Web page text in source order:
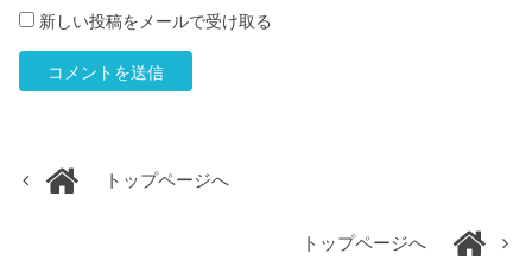
新しい投稿をメールで受け取る
トップページへ
トップページへ